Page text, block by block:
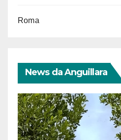
Roma
News da Anguillara